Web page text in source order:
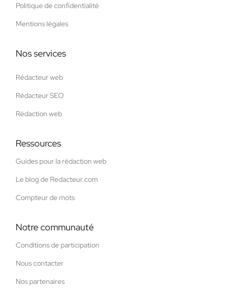
Politique de confidentialité
Mentions légales
Nos services
Rédacteur web
Rédacteur SEO
Rédaction web
Ressources
Guides pour la rédaction web
Le blog de Redacteur.com
Compteur de mots
Notre communauté
Conditions de participation
Nous contacter
Nos partenaires